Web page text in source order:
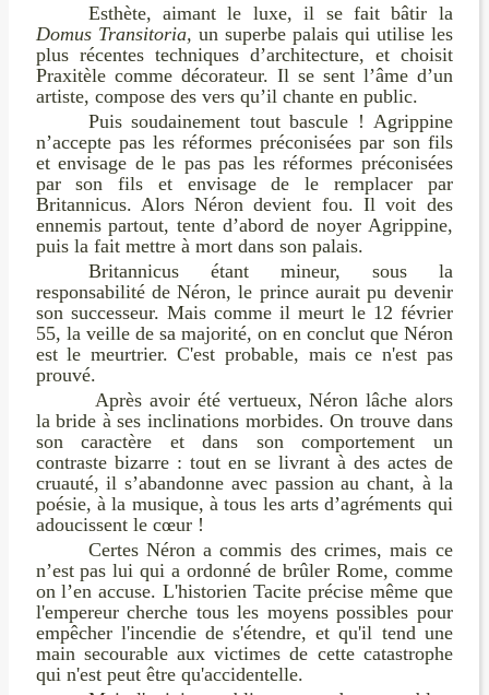
Esthète, aimant le luxe, il se fait bâtir la
Domus Transitoria, un superbe palais qui utilise les
plus récentes techniques d’architecture, et choisit
Praxitèle comme décorateur. Il se sent l’âme d’un
artiste, compose des vers qu’il chante en public.
Puis soudainement tout bascule ! Agrippine
n’accepte pas les réformes préconisées par son fils
et envisage de le pas pas les réformes préconisées
par son fils et envisage de le remplacer par
Britannicus. Alors Néron devient fou. Il voit des
ennemis partout, tente d’abord de noyer Agrippine,
puis la fait mettre à mort dans son palais.
Britannicus étant mineur, sous la
responsabilité de Néron, le prince aurait pu devenir
son successeur. Mais comme il meurt le 12 février
55, la veille de sa majorité, on en conclut que Néron
est le meurtrier. C'est probable, mais ce n'est pas
prouvé.
Après avoir été vertueux, Néron lâche alors
la bride à ses inclinations morbides. On trouve dans
son caractère et dans son comportement un
contraste bizarre : tout en se livrant à des actes de
cruauté, il s’abandonne avec passion au chant, à la
poésie, à la musique, à tous les arts d’agréments qui
adoucissent le cœur !
Certes Néron a commis des crimes, mais ce
n’est pas lui qui a ordonné de brûler Rome, comme
on l’en accuse. L'historien Tacite précise même que
l'empereur cherche tous les moyens possibles pour
empêcher l'incendie de s'étendre, et qu'il tend une
main secourable aux victimes de cette catastrophe
qui n'est peut être qu'accidentelle.